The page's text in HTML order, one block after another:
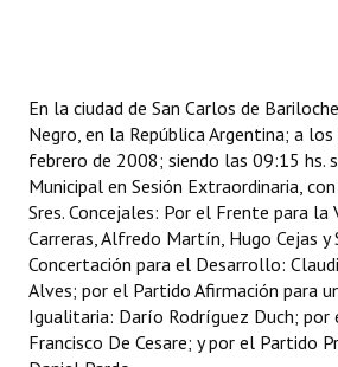
LEGISLACIÓN
Constitución Nacional
Constitución Provincial
Carta Orgánica 2007
Reglamento Interno
Digesto
En la ciudad de San Carlos de
Negro, en la República Argentina; a
febrero de 2008; siendo las 09:15 hs.
Municipal en Sesión Extraordinaria,
Sres. Concejales: Por el Frente para la
Carreras, Alfredo Martín, Hugo Cejas y
Concertación para el Desarrollo:
Alves; por el Partido Afirmación para
Igualitaria: Darío Rodríguez Duch;
Francisco De Cesare; y por el Partido